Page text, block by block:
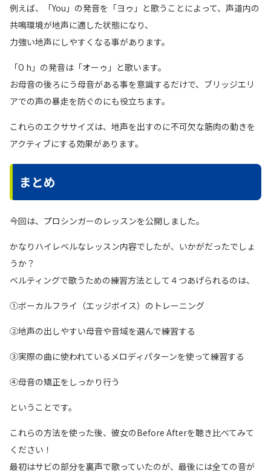
例えば、「You」の発音を「ヨゥ」と歌うことによって、声道内の
共鳴環境が地声に適した状態になり、
力強い地声にしやすくなる事があります。
「O h」の発音は「オーゥ」と歌います。
お母音の後ろにう母音がある事を意識するだけで、ブリッジエリ
アでの声の暴走を防ぐのにも役立ちます。
これらのエクササイズは、地声を出すのに不可欠な筋肉の動きを
アクティブにする効果があります。
まとめ
今回は、プロシンガーのレッスンを公開しました。
かなりハイレベルなレッスン内容でしたが、いかがだったでしょ
うか？
ベルティングで歌うための練習方法として４つあげられるのは、
①ボーカルフライ（エッジボイス）のトレーニング
②地声の出しやすい母音や音域を選んで練習する
③実際の曲に使われているメロディパターンを使って練習する
④母音の矯正をしっかり行う
ということです。
これらの方法を使った後、彼女のBefore Afterを聴き比べてみて
ください！
最初はサビの部分を裏声で歌っていたのが、最後には全ての音が